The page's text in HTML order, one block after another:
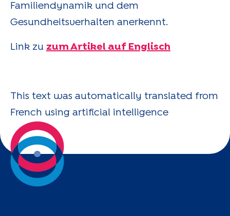
Familiendynamik und dem
Gesundheitsverhalten anerkennt.
Link zu zum Artikel auf Englisch
This text was automatically translated from
French using artificial intelligence